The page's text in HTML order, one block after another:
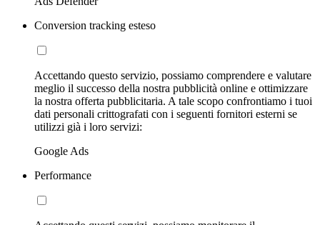
Conversion tracking esteso
Accettando questo servizio, possiamo comprendere e valutare
meglio il successo della nostra pubblicità online e ottimizzare
la nostra offerta pubblicitaria. A tale scopo confrontiamo i tuoi
dati personali crittografati con i seguenti fornitori esterni se
utilizzi già i loro servizi:
Google Ads
Performance